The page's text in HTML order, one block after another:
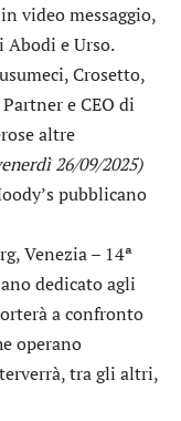
video messaggio,
e Urso.
Crosetto,
e CEO di
altre
26/09/2025)
pubblicano
Venezia – 14ª
dedicato agli
a confronto
operano
tra gli altri,